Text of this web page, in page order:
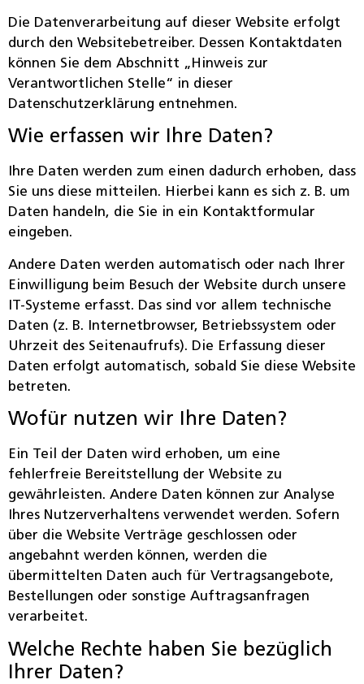
Die Datenverarbeitung auf dieser Website erfolgt
durch den Websitebetreiber. Dessen Kontaktdaten
können Sie dem Abschnitt „Hinweis zur
Verantwortlichen Stelle“ in dieser
Datenschutzerklärung entnehmen.
Wie erfassen wir Ihre Daten?
Ihre Daten werden zum einen dadurch erhoben, dass
Sie uns diese mitteilen. Hierbei kann es sich z. B. um
Daten handeln, die Sie in ein Kontaktformular
eingeben.
Andere Daten werden automatisch oder nach Ihrer
Einwilligung beim Besuch der Website durch unsere
IT-Systeme erfasst. Das sind vor allem technische
Daten (z. B. Internetbrowser, Betriebssystem oder
Uhrzeit des Seitenaufrufs). Die Erfassung dieser
Daten erfolgt automatisch, sobald Sie diese Website
betreten.
Wofür nutzen wir Ihre Daten?
Ein Teil der Daten wird erhoben, um eine
fehlerfreie Bereitstellung der Website zu
gewährleisten. Andere Daten können zur Analyse
Ihres Nutzerverhaltens verwendet werden. Sofern
über die Website Verträge geschlossen oder
angebahnt werden können, werden die
übermittelten Daten auch für Vertragsangebote,
Bestellungen oder sonstige Auftragsanfragen
verarbeitet.
Welche Rechte haben Sie bezüglich
Ihrer Daten?